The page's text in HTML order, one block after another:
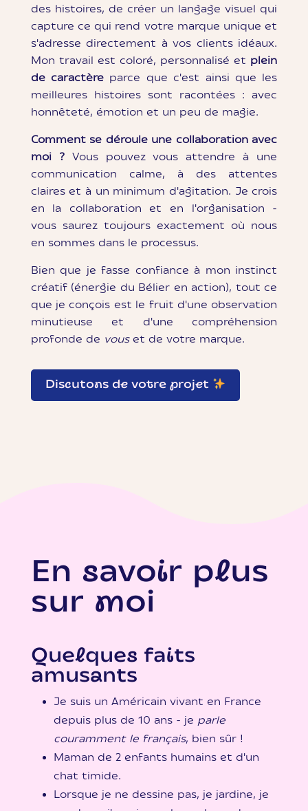
des histoires, de créer un langage visuel qui
capture ce qui rend votre marque unique et
s'adresse directement à vos clients idéaux.
Mon travail est coloré, personnalisé et plein
de caractère parce que c'est ainsi que les
meilleures histoires sont racontées : avec
honnêteté, émotion et un peu de magie.
Comment se déroule une collaboration avec
moi ? Vous pouvez vous attendre à une
communication calme, à des attentes
claires et à un minimum d'agitation. Je crois
en la collaboration et en l'organisation -
vous saurez toujours exactement où nous
en sommes dans le processus.
Bien que je fasse confiance à mon instinct
créatif (énergie du Bélier en action), tout ce
que je conçois est le fruit d'une observation
minutieuse et d'une compréhension
profonde de vouset de votre marque.
Discutons de votre projet
En savoir plus
sur moi
Quelques faits
amusants
Je suis un Américain vivant en France
depuis plus de 10 ans - je parle
couramment le français, bien sûr !
Maman de 2 enfants humains et d'un
chat timide.
Lorsque je ne dessine pas, je jardine, je